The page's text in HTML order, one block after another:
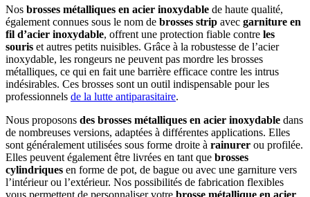
Nos brosses métalliques en acier inoxydable de haute qualité,
également connues sous le nom de brosses strip avec garniture en
fil d’acier inoxydable, offrent une protection fiable contre les
souris et autres petits nuisibles. Grâce à la robustesse de l’acier
inoxydable, les rongeurs ne peuvent pas mordre les brosses
métalliques, ce qui en fait une barrière efficace contre les intrus
indésirables. Ces brosses sont un outil indispensable pour les
professionnels de la lutte antiparasitaire.
Nous proposons des brosses métalliques en acier inoxydable dans
de nombreuses versions, adaptées à différentes applications. Elles
sont généralement utilisées sous forme droite à rainurer ou profilée.
Elles peuvent également être livrées en tant que brosses
cylindriques en forme de pot, de bague ou avec une garniture vers
l’intérieur ou l’extérieur. Nos possibilités de fabrication flexibles
vous permettent de personnaliser votre brosse métallique en acier